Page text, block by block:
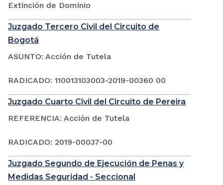
Extinción de Dominio
Juzgado Tercero Civil del Circuito de
Bogotá
ASUNTO: Acción de Tutela
RADICADO: 110013103003-2019-00360 00
Juzgado Cuarto Civil del Circuito de Pereira
REFERENCIA: Acción de Tutela
RADICADO: 2019-00037-00
Juzgado Segundo de Ejecución de Penas y
Medidas Seguridad - Seccional